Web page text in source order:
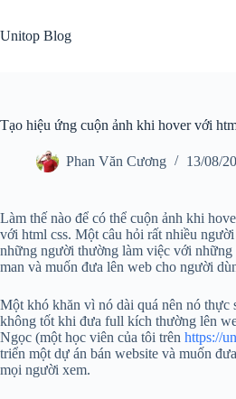
content
Unitop Blog
Tạo hiệu ứng cuộn ảnh khi hover với
Phan Văn Cương 13/08/
Làm thế nào để có thể cuộn ảnh khi
với html css. Một câu hỏi rất nhiều người
những người thường làm việc với những
man và muốn đưa lên web cho người
Một khó khăn vì nó dài quá nên nó thực
không tốt khi đưa full kích thường lên
Ngọc (một học viên của tôi trên https://
triển một dự án bán website và muốn
mọi người xem.